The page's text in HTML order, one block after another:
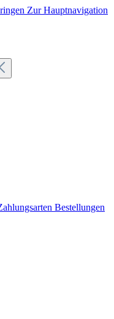
Zur Hauptnavigation
Bestellungen